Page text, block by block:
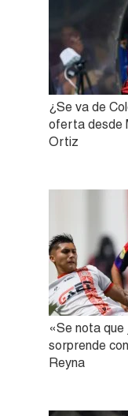
¿Se va de
oferta desde
Ortiz
«Se nota que
sorprende
Reyna